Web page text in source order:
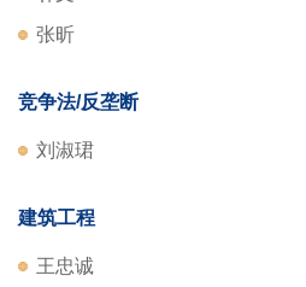
张昕
竞争法/反垄断
刘淑珺
建筑工程
王忠诚